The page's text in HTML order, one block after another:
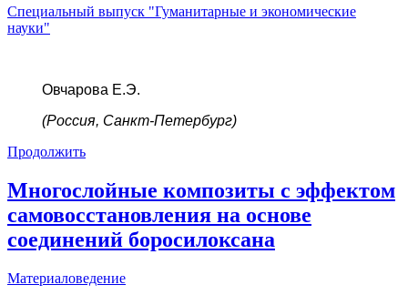
Специальный выпуск "Гуманитарные и экономические
науки"
Овчарова Е.Э.
(Россия, Санкт-Петербург)
Продолжить
Многослойные композиты с эффектом
самовосстановления на основе
соединений боросилоксана
Материаловедение